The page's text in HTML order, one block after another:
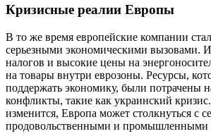
Кризисные реалии Европы
В то же время европейские компании
серьезными экономическими вызовами.
налогов и высокие цены на
на товары внутри еврозоны. Ресурсы,
поддержать экономику, были потрачены
конфликты, такие как украинский
изменится, Европа может столкнуться с
продовольственными и промышленными